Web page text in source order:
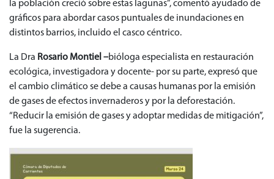
la población creció sobre estas lagunas”, comentó ayudado de
gráficos para abordar casos puntuales de inundaciones en
distintos barrios, incluido el casco céntrico.
La Dra Rosario Montiel –bióloga especialista en restauración
ecológica, investigadora y docente- por su parte, expresó que
el cambio climático se debe a causas humanas por la emisión
de gases de efectos invernaderos y por la deforestación.
“Reducir la emisión de gases y adoptar medidas de mitigación”,
fue la sugerencia.